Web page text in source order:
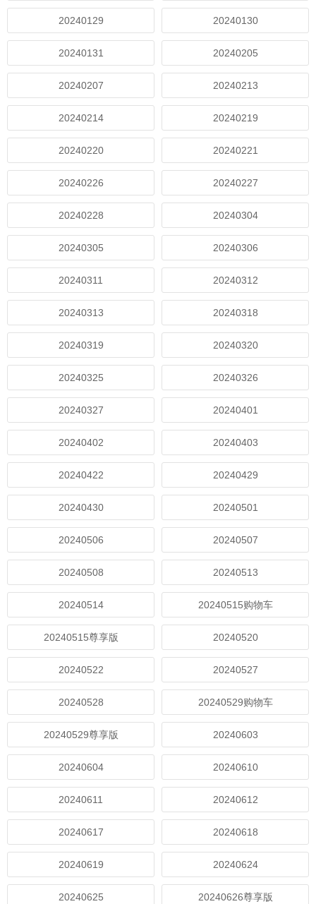
20240129 20240130
20240131 20240205
20240207 20240213
20240214 20240219
20240220 20240221
20240226 20240227
20240228 20240304
20240305 20240306
20240311 20240312
20240313 20240318
20240319 20240320
20240325 20240326
20240327 20240401
20240402 20240403
20240422 20240429
20240430 20240501
20240506 20240507
20240508 20240513
20240514 20240515购物车
20240515尊享版 20240520
20240522 20240527
20240528 20240529购物车
20240529尊享版 20240603
20240604 20240610
20240611 20240612
20240617 20240618
20240619 20240624
20240625 20240626尊享版